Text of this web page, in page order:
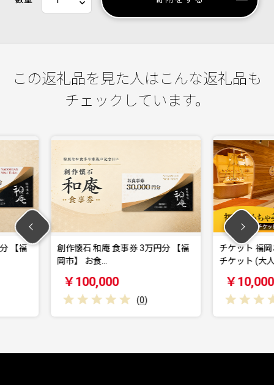
この返礼品を見た人はこんな返礼品も
チェックしています。
食事券 3万円分 【福
チケット 福岡おもちゃ美術館 ペア